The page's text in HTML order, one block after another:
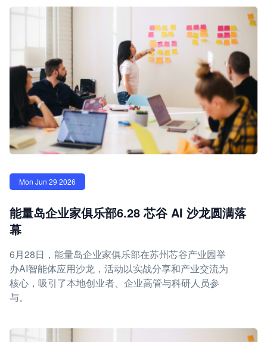
Mon Jun 29 2026
能量岛企业家俱乐部6.28 芯谷 AI 沙龙圆满落
幕
6月28日，能量岛企业家俱乐部在苏州芯谷产业园举
办AI智能体应用沙龙，活动以实战分享和产业交流为
核心，吸引了本地创业者、企业高管与科研人员参
与。